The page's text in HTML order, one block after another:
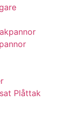
Plåttak